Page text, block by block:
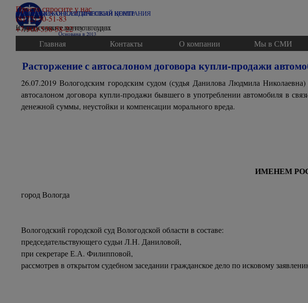
Перейти к контенту
ВОЛОГОДСКАЯ ЮРИДИЧЕСКАЯ КОМПАНИЯ
СЕВЕРНЫЙ КОНСАЛТИНГОВЫЙ ЦЕНТР
Юридические консультации
и представительство в судах
Просто спросите у нас
(8172) 50-51-83
+7-900-558-58-22Основана в 2013
Главная Контакты О компании ▼
Мы в СМИ
Расторжение с автосалоном договора купли-продажи
26.07.2019 Вологодским городским судом (судья Данилова Людмила
автосалоном договора купли-продажи бывшего в употреблении автомобиля в
денежной суммы, неустойки и компенсации морального вреда.
ИМЕНЕМ
город Вологда
Вологодский городской суд Вологодской области в составе:
председательствующего судьи Л.Н. Даниловой,
при секретаре Е.А. Филипповой,
рассмотрев в открытом судебном заседании гражданское дело по исковому